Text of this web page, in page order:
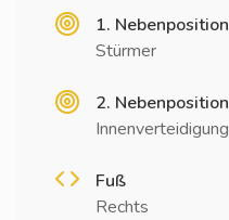
1. Nebenposition
Stürmer
2. Nebenposition
Innenverteidigung
Fuß
Rechts